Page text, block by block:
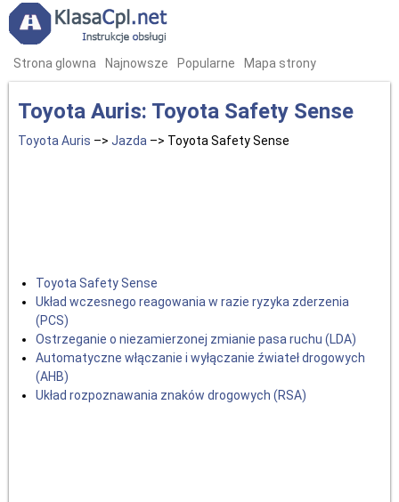
Strona glowna Najnowsze Popularne Mapa strony
Toyota Auris: Toyota Safety Sense
Toyota Auris –> Jazda –> Toyota Safety Sense
Toyota Safety Sense
Układ wczesnego reagowania w razie ryzyka zderzenia
(PCS)
Ostrzeganie o niezamierzonej zmianie pasa ruchu (LDA)
Automatyczne włączanie i wyłączanie źwiateł drogowych
(AHB)
Układ rozpoznawania znaków drogowych (RSA)